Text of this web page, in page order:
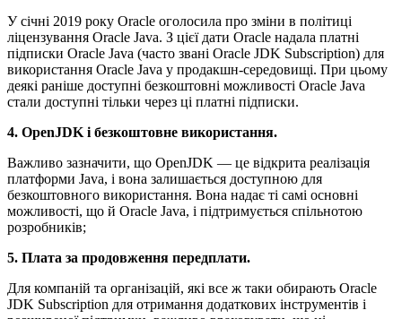
У січні 2019 року Oracle оголосила про зміни в політиці
ліцензування Oracle Java. З цієї дати Oracle надала платні
підписки Oracle Java (часто звані Oracle JDK Subscription) для
використання Oracle Java у продакшн-середовищі. При цьому
деякі раніше доступні безкоштовні можливості Oracle Java
стали доступні тільки через ці платні підписки.
4. OpenJDK і безкоштовне використання.
Важливо зазначити, що OpenJDK — це відкрита реалізація
платформи Java, і вона залишається доступною для
безкоштовного використання. Вона надає ті самі основні
можливості, що й Oracle Java, і підтримується спільнотою
розробників;
5. Плата за продовження передплати.
Для компаній та організацій, які все ж таки обирають Oracle
JDK Subscription для отримання додаткових інструментів і